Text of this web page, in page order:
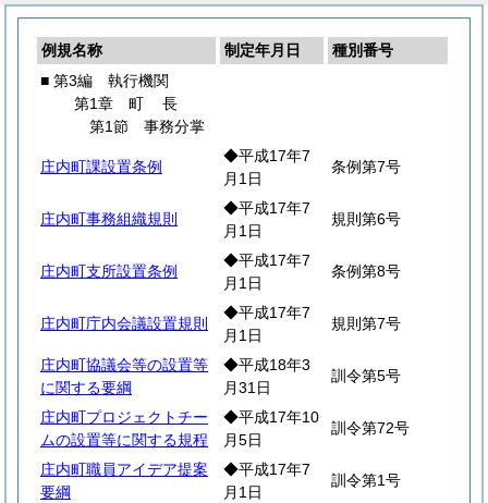
例規名称 制定年月日
種別番号
■ 第3編 執行機関
第1章 町長
第1節 事務分掌
庄内町課設置条例
◆平成17年7
月1日
条例第7号
庄内町事務組織規則
◆平成17年7
月1日
規則第6号
庄内町支所設置条例
◆平成17年7
月1日
条例第8号
庄内町庁内会議設置規則
◆平成17年7
月1日
規則第7号
庄内町協議会等の設置等
に関する要綱
◆平成18年3
月31日
訓令第5号
庄内町プロジェクトチー
ムの設置等に関する規程
◆平成17年10
月5日
訓令第72号
庄内町職員アイデア提案
要綱
◆平成17年7
月1日
訓令第1号